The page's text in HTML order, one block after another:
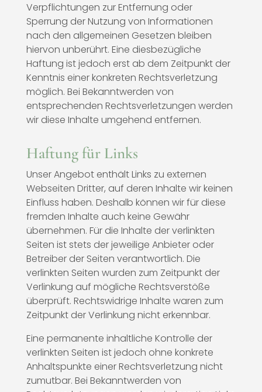
Verpflichtungen zur Entfernung oder
Sperrung der Nutzung von Informationen
nach den allgemeinen Gesetzen bleiben
hiervon unberührt. Eine diesbezügliche
Haftung ist jedoch erst ab dem Zeitpunkt der
Kenntnis einer konkreten Rechtsverletzung
möglich. Bei Bekanntwerden von
entsprechenden Rechtsverletzungen werden
wir diese Inhalte umgehend entfernen.
Haftung für Links
Unser Angebot enthält Links zu externen
Webseiten Dritter, auf deren Inhalte wir keinen
Einfluss haben. Deshalb können wir für diese
fremden Inhalte auch keine Gewähr
übernehmen. Für die Inhalte der verlinkten
Seiten ist stets der jeweilige Anbieter oder
Betreiber der Seiten verantwortlich. Die
verlinkten Seiten wurden zum Zeitpunkt der
Verlinkung auf mögliche Rechtsverstöße
überprüft. Rechtswidrige Inhalte waren zum
Zeitpunkt der Verlinkung nicht erkennbar.
Eine permanente inhaltliche Kontrolle der
verlinkten Seiten ist jedoch ohne konkrete
Anhaltspunkte einer Rechtsverletzung nicht
zumutbar. Bei Bekanntwerden von